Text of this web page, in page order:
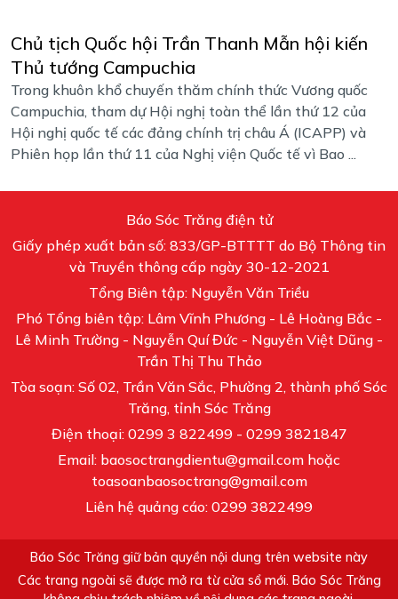
Chủ tịch Quốc hội Trần Thanh Mẫn hội kiến
Thủ tướng Campuchia
Trong khuôn khổ chuyến thăm chính thức Vương quốc
Campuchia, tham dự Hội nghị toàn thể lần thứ 12 của
Hội nghị quốc tế các đảng chính trị châu Á (ICAPP) và
Phiên họp lần thứ 11 của Nghị viện Quốc tế vì Bao ...
Báo Sóc Trăng điện tử
Giấy phép xuất bản số: 833/GP-BTTTT do Bộ Thông tin
và Truyền thông cấp ngày 30-12-2021
Tổng Biên tập: Nguyễn Văn Triều
Phó Tổng biên tập: Lâm Vĩnh Phương - Lê Hoàng Bắc -
Lê Minh Trường - Nguyễn Quí Đức - Nguyễn Việt Dũng -
Trần Thị Thu Thảo
Tòa soạn: Số 02, Trần Văn Sắc, Phường 2, thành phố Sóc
Trăng, tỉnh Sóc Trăng
Điện thoại: 0299 3 822499 - 0299 3821847
Email: baosoctrangdientu@gmail.com hoặc
toasoanbaosoctrang@gmail.com
Liên hệ quảng cáo: 0299 3822499
Báo Sóc Trăng giữ bản quyền nội dung trên website này
Các trang ngoài sẽ được mở ra từ cửa sổ mới. Báo Sóc Trăng